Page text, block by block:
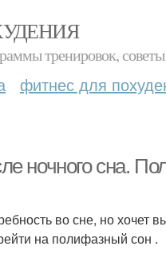
тренировок, советы
фитнес для
ночного сна.
во сне, но хочет
на полифазный сон .